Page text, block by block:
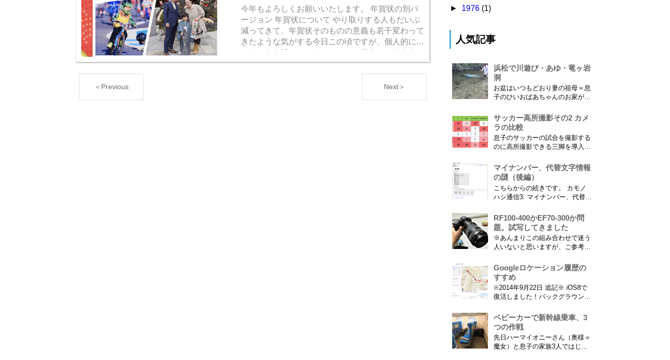
今年もよろしくお願いいたします。 年賀状の別バ
ージョン 年賀状について やり取りする人もだいぶ
減ってきて、年賀状そのものの意義も若干変わって
きたような気がする今日この頃ですが、個人的には
これからも続けていきたいなぁと考えております。
この数年は写真印刷を富士...
＜Previous Next＞
► 1976 (1)
人気記事
浜松で川遊び・あゆ・竜ヶ岩
洞
お盆はいつもどおり妻の祖母＝息
子のひいおばあちゃんのお家があ
ばあちゃんがご健在なのはとって
もありがたいことです。 5歳vs88
歳 ひいおばあちゃんとの対決！
カモノハシ通信3 神宮寺川で水遊
び、下の方に動画も付けてます
サッカー高所撮影その2 カメ
ラの比較
息子のサッカーの試合を撮影する
のに高所撮影できる三脚を導入し
さからフィールド全体（少年用な
ので大人用の半分の大きさです）
を撮影できればカメラを放置して
の撮影ができますし、選手のポジ
ショニングを俯瞰で見てあとから
問題...
マイナンバー、代替文字情報
の謎（後編）
こちらからの続きです。 カモノ
ハシ通信3: マイナンバー、代替文
供の名前に使える漢字には制限が
あります。たまに使える漢字が増
えたり減ったりしてニュースにな
ってますよね。（2015年１月には
「巫」の字が人名漢字に追加され
RF100-400かEF70-300か問
題。試写してきました
※あんまりこの組み合わせで迷う
人いないと思いますが、ご参考に
とにご注意ください。 息子がサ
ッカーを始めたことで望遠レンズ
をつけての撮影機会がまた増えて
きました。使っているのは EF70-
300mm F4-5.6 IS USM というレ
Googleロケーション履歴の
すすめ
※2014年9月22日 追記※ iOS8で
復活しました！バックグラウンド
iPhone 6 Plusで確認しました。
カモノハシ通信3: Googleロケー
ション履歴がiOS8で復活！
※2013年11月8日 追記※ 残念な
こ...
ベビーカーで新幹線乗車、3
つの作戦
先日ハーマイオニーさん（奥様＝
魔女）と息子の家族3人ではじめ